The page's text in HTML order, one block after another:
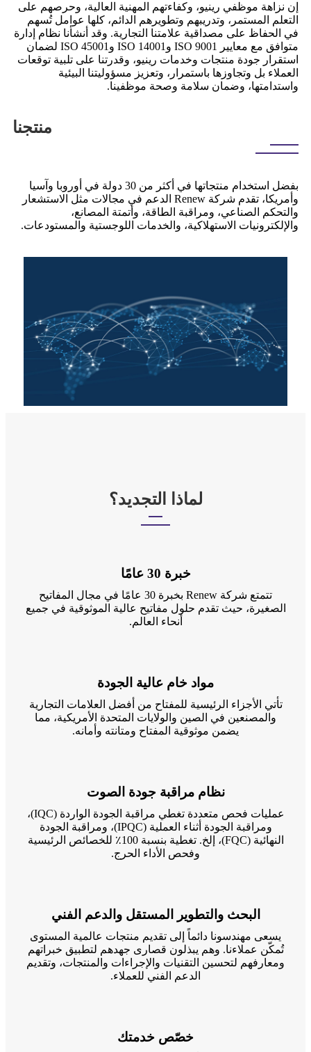
إن نزاهة موظفي رينيو، وكفاءتهم المهنية العالية، وحرصهم على
التعلم المستمر، وتدريبهم وتطويرهم الدائم، كلها عوامل تُسهم
في الحفاظ على مصداقية علامتنا التجارية. وقد أنشأنا نظام إدارة
متوافق مع معايير ISO 9001 وISO 14001 وISO 45001 لضمان
استقرار جودة منتجات وخدمات رينيو، وقدرتنا على تلبية توقعات
العملاء بل وتجاوزها باستمرار، وتعزيز مسؤوليتنا البيئية
واستدامتها، وضمان سلامة وصحة موظفينا.
منتجنا
بفضل استخدام منتجاتها في أكثر من 30 دولة في أوروبا وآسيا
وأمريكا، تقدم شركة Renew الدعم في مجالات مثل الاستشعار
والتحكم الصناعي، ومراقبة الطاقة، وأتمتة المصانع،
والإلكترونيات الاستهلاكية، والخدمات اللوجستية والمستودعات.
لماذا التجديد؟
خبرة 30 عامًا
تتمتع شركة Renew بخبرة 30 عامًا في مجال المفاتيح
الصغيرة، حيث تقدم حلول مفاتيح عالية الموثوقية في جميع
أنحاء العالم.
مواد خام عالية الجودة
تأتي الأجزاء الرئيسية للمفتاح من أفضل العلامات التجارية
والمصنعين في الصين والولايات المتحدة الأمريكية، مما
يضمن موثوقية المفتاح ومتانته وأمانه.
نظام مراقبة جودة الصوت
عمليات فحص متعددة تغطي مراقبة الجودة الواردة (IQC)،
ومراقبة الجودة أثناء العملية (IPQC)، ومراقبة الجودة
النهائية (FQC)، إلخ. تغطية بنسبة 100٪ للخصائص الرئيسية
وفحص الأداء الحرج.
البحث والتطوير المستقل والدعم الفني
يسعى مهندسونا دائماً إلى تقديم منتجات عالمية المستوى
تُمكّن عملاءنا. وهم يبذلون قصارى جهدهم لتطبيق خبراتهم
ومعارفهم لتحسين التقنيات والإجراءات والمنتجات، وتقديم
الدعم الفني للعملاء.
خصّص خدمتك